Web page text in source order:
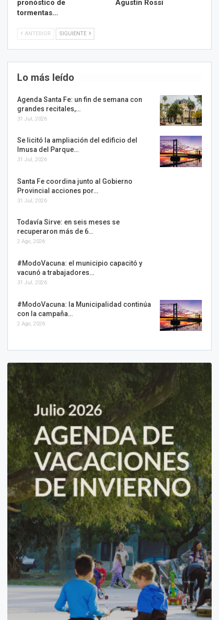
pronóstico de
tormentas…
Agustín Rossi
ANTERIOR SIGUIENTE
Lo más leído
Agenda Santa Fe: un fin de semana con
grandes recitales,…
31 Jul, 2026
Se licitó la ampliación del edificio del
Imusa del Parque…
31 Jul, 2026
Santa Fe coordina junto al Gobierno
Provincial acciones por…
31 Jul, 2026
Todavía Sirve: en seis meses se
recuperaron más de 6…
2 Ago, 2026
#ModoVacuna: el municipio capacitó y
vacunó a trabajadores…
31 Jul, 2026
#ModoVacuna: la Municipalidad continúa
con la campaña…
2 Ago, 2026